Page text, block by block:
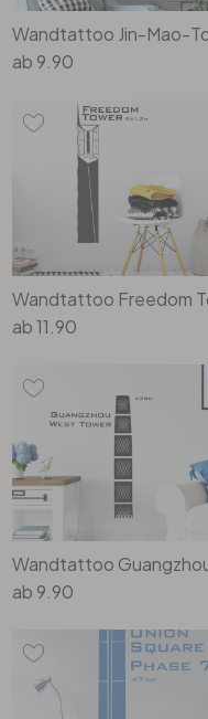
Bad
Flur
Flur
Schlafzimmer
Kinderzimmer
Küche
Bad
Eingangsbereich
ab 9.90
ab11.90
ab 9.90